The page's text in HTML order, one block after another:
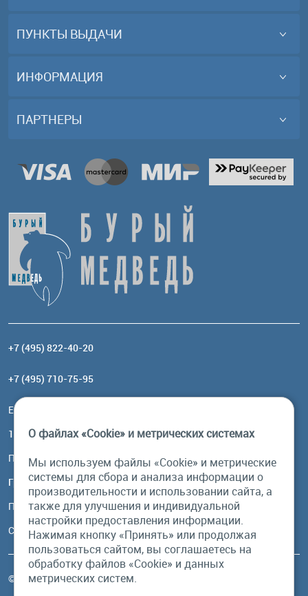
ПУНКТЫ ВЫДАЧИ
ИНФОРМАЦИЯ
ПАРТНЕРЫ
+7 (495) 822-40-20
+7 (495) 710-75-95
Email:
117485, Москва, ул. Профсоюзная, 84/32, корп 1
Посмотреть на карте
График работы
Пн-Пт: с 10:00 до 18:00
Сб, Вс: выходной
© Бурый Медведь MMXXVI. Все права защищены.
О файлах «Cookie» и метрических системах
Мы используем файлы «Cookie» и метрические
системы для сбора и анализа информации о
производительности и использовании сайта, а
также для улучшения и индивидуальной
настройки предоставления информации.
Нажимая кнопку «Принять» или продолжая
пользоваться сайтом, вы соглашаетесь на
обработку файлов «Cookie» и данных
метрических систем.